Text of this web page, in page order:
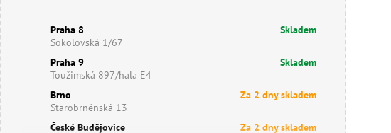
Praha 8
Sokolovská 1/67
Skladem
Praha 9
Toužimská 897/hala E4
Skladem
Brno
Starobrněnská 13
Za 2 dny skladem
České Budějovice
Za 2 dny skladem